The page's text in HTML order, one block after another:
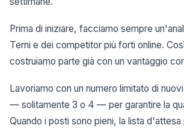
Prima di iniziare, facciamo sempre
Terni e dei competitor più forti online.
costruiamo parte già con un vantaggio
Lavoriamo con un numero limitato di
— solitamente 3 o 4 — per garantire la
Quando i posti sono pieni, la lista d'attesa